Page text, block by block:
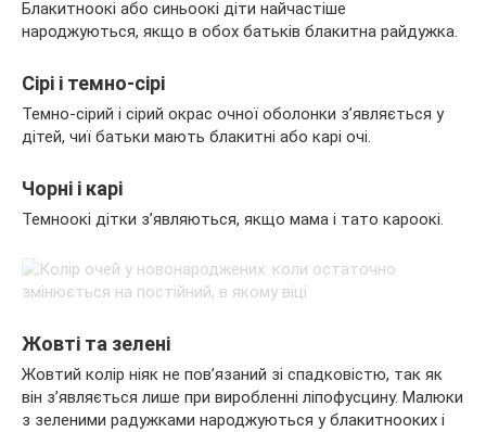
Блакитноокі або синьоокі діти найчастіше
народжуються, якщо в обох батьків блакитна райдужка.
Сірі і темно-сірі
Темно-сірий і сірий окрас очної оболонки з’являється у
дітей, чиї батьки мають блакитні або карі очі.
Чорні і карі
Темноокі дітки з’являються, якщо мама і тато кароокі.
Жовті та зелені
Жовтий колір ніяк не пов’язаний зі спадковістю, так як
він з’являється лише при виробленні ліпофусцину. Малюки
з зеленими радужками народжуються у блакитнооких і